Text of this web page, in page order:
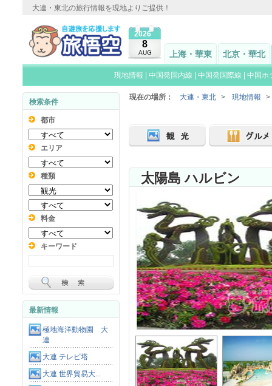
大連・東北の旅行情報を現地よりご提供！
2026
8
AUG 上海・華東 北京・華北
現地情報 中国発国内線 中国発国際線 中国ホ
検索条件
都市
エリア
種類
料金
キーワード
最新情報
極地海洋動物園 大
連
大連 テレビ塔
大連 世界貿易大...
現在の場所： 大連・東北 > 現地情報 >
太陽島 ハルビン